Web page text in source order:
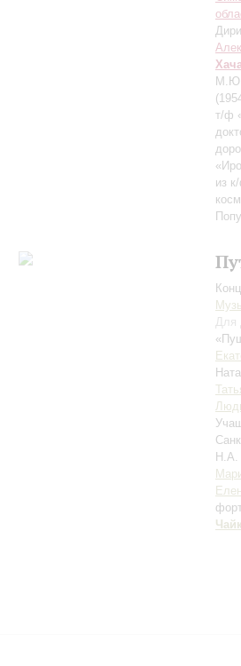
т/ф
из
Для
Н.А.